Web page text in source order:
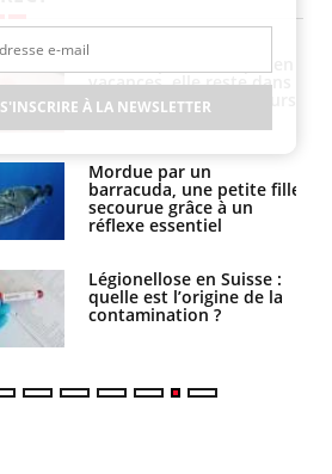
vacances, elle reste dans
le coma pendant 42 jours
Mordue par un
barracuda, une petite fille
secourue grâce à un
réflexe essentiel
Légionellose en Suisse :
quelle est l’origine de la
contamination ?
S'INSCRIRE À LA NEWSLETTER